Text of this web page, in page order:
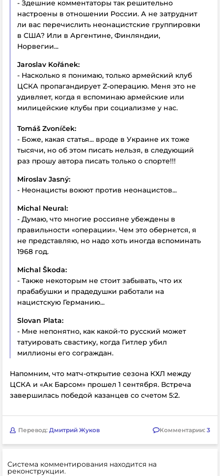
- Здешние комментаторы так решительно
настроены в отношении России. А не затруднит
ли вас перечислить неонацистские группировки
в США? Или в Аргентине, Финляндии,
Норвегии...
Jaroslav Kořánek:
- Насколько я понимаю, только армейский клуб
ЦСКА пропагандирует Z-операцию. Меня это не
удивляет, когда я вспоминаю армейские или
милицейские клубы при социализме у нас.
Tomáš Zvoníček:
- Боже, какая статья... вроде в Украине их тоже
тысячи, но об этом писать нельзя, в следующий
раз прошу автора писать только о спорте!!!
Miroslav Jasný:
- Неонацисты воюют против неонацистов...
Michal Neural:
- Думаю, что многие россияне убеждены в
правильности «операции». Чем это обернется, я
не представляю, но надо хоть иногда вспоминать
1968 год.
Michal Škoda:
- Также некоторым не стоит забывать, что их
прабабушки и прадедушки работали на
нацистскую Германию...
Slovan Plata:
- Мне непонятно, как какой-то русский может
татуировать свастику, когда Гитлер убил
миллионы его сограждан.
Напомним, что матч-открытие сезона КХЛ между
ЦСКА и «Ак Барсом» прошел 1 сентября. Встреча
завершилась победой казанцев со счетом 5:2.
Перевод: Дмитрий Жуков Комментарии: 3
Система комментирования находится на
реконструкции.